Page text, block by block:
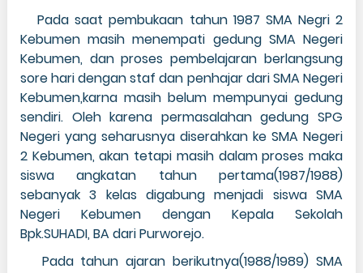
Pada saat pembukaan tahun 1987 SMA Negri 2
Kebumen masih menempati gedung SMA Negeri
Kebumen, dan proses pembelajaran berlangsung
sore hari dengan staf dan penhajar dari SMA Negeri
Kebumen,karna masih belum mempunyai gedung
sendiri. Oleh karena permasalahan gedung SPG
Negeri yang seharusnya diserahkan ke SMA Negeri
2 Kebumen, akan tetapi masih dalam proses maka
siswa angkatan tahun pertama(1987/1988)
sebanyak 3 kelas digabung menjadi siswa SMA
Negeri Kebumen dengan Kepala Sekolah
Bpk.SUHADI, BA dari Purworejo.
Pada tahun ajaran berikutnya(1988/1989) SMA